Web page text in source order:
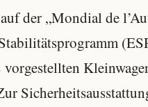
der „Mondial de